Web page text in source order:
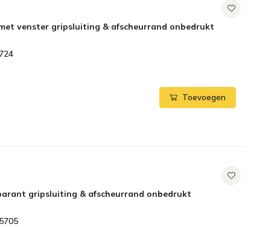
venster gripsluiting & afscheurrand onbedrukt
Toevoegen
gripsluiting & afscheurrand onbedrukt